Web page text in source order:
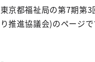
東京都福祉局の第7期第
り推進協議会)のページで